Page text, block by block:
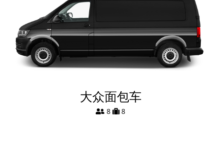
大众面包车
8 8